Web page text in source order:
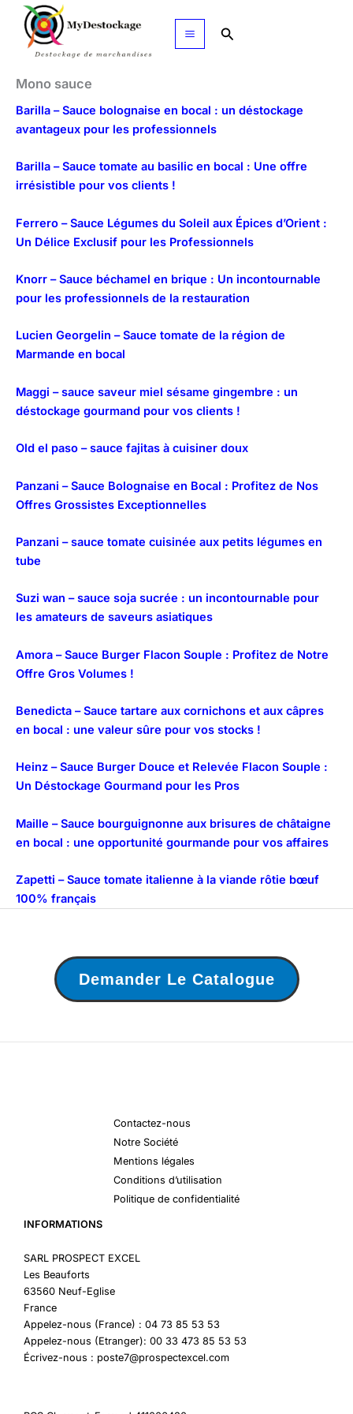
Aller
contenu
Rechercher
Mono sauce
Barilla – Sauce bolognaise en bocal : un déstockage
avantageux pour les professionnels
Barilla – Sauce tomate au basilic en bocal : Une offre
irrésistible pour vos clients !
Ferrero – Sauce Légumes du Soleil aux Épices d’Orient :
Un Délice Exclusif pour les Professionnels
Knorr – Sauce béchamel en brique : Un incontournable
pour les professionnels de la restauration
Lucien Georgelin – Sauce tomate de la région de
Marmande en bocal
Maggi – sauce saveur miel sésame gingembre : un
déstockage gourmand pour vos clients !
Old el paso – sauce fajitas à cuisiner doux
Panzani – Sauce Bolognaise en Bocal : Profitez de Nos
Offres Grossistes Exceptionnelles
Panzani – sauce tomate cuisinée aux petits légumes en
tube
Suzi wan – sauce soja sucrée : un incontournable pour
les amateurs de saveurs asiatiques
Amora – Sauce Burger Flacon Souple : Profitez de Notre
Offre Gros Volumes !
Benedicta – Sauce tartare aux cornichons et aux câpres
en bocal : une valeur sûre pour vos stocks !
Heinz – Sauce Burger Douce et Relevée Flacon Souple :
Un Déstockage Gourmand pour les Pros
Maille – Sauce bourguignonne aux brisures de châtaigne
en bocal : une opportunité gourmande pour vos affaires
Zapetti – Sauce tomate italienne à la viande rôtie bœuf
100% français
Demander Le Catalogue
Contactez-nous
Notre Société
Mentions légales
Conditions d’utilisation
Politique de confidentialité
INFORMATIONS
SARL PROSPECT EXCEL
Les Beauforts
63560 Neuf-Eglise
France
Appelez-nous (France) : 04 73 85 53 53
Appelez-nous (Etranger): 00 33 473 85 53 53
Écrivez-nous : poste7@prospectexcel.com